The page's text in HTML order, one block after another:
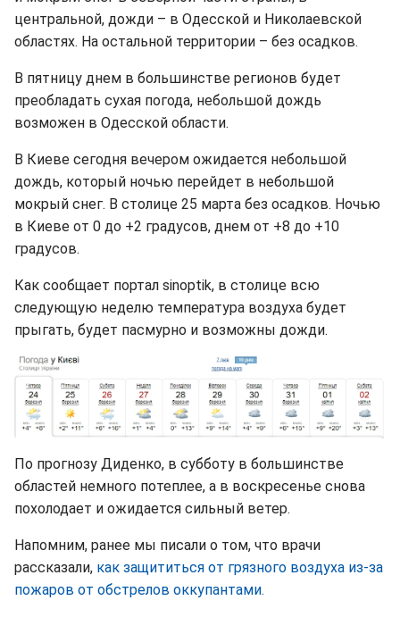
центральной, дожди – в Одесской и Николаевской
областях. На остальной территории – без осадков.
В пятницу днем в большинстве регионов будет
преобладать сухая погода, небольшой дождь
возможен в Одесской области.
В Киеве сегодня вечером ожидается небольшой
дождь, который ночью перейдет в небольшой
мокрый снег. В столице 25 марта без осадков. Ночью
в Киеве от 0 до +2 градусов, днем от +8 до +10
градусов.
Как сообщает портал sinoptik, в столице всю
следующую неделю температура воздуха будет
прыгать, будет пасмурно и возможны дожди.
По прогнозу Диденко, в субботу в большинстве
областей немного потеплее, а в воскресенье снова
похолодает и ожидается сильный ветер.
Напомним, ранее мы писали о том, что врачи
рассказали, как защититься от грязного воздуха из-за
пожаров от обстрелов оккупантами.